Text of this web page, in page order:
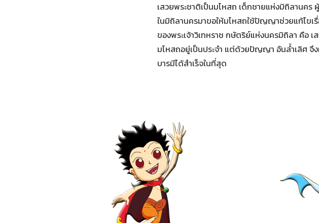
เสวยพระชาติเป็นมโหสถ เด็กชายแห่งมิถิลาน
ในมิถิลานครมาขอให้มโหสถใช้ปัญญาช่วยแก้ไขเ
ของพระเจ้าวิเทหราช กษัตริย์แห่งนครมิถิลา คือ
มโหสถอยู่เป็นประจำ แต่ด้วยปัญญา อันล้ำเลิศ
บารมีได้สำเร็จในที่สุด